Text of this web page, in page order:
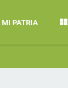
MI PATRIA